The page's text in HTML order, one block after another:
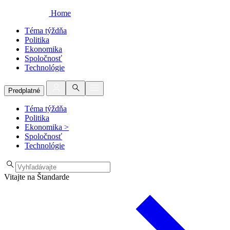
Home
Téma týždňa
Politika
Ekonomika
Spoločnosť
Technológie
Predplatné
Téma týždňa
Politika
Ekonomika >
Spoločnosť
Technológie
Vitajte na Štandarde